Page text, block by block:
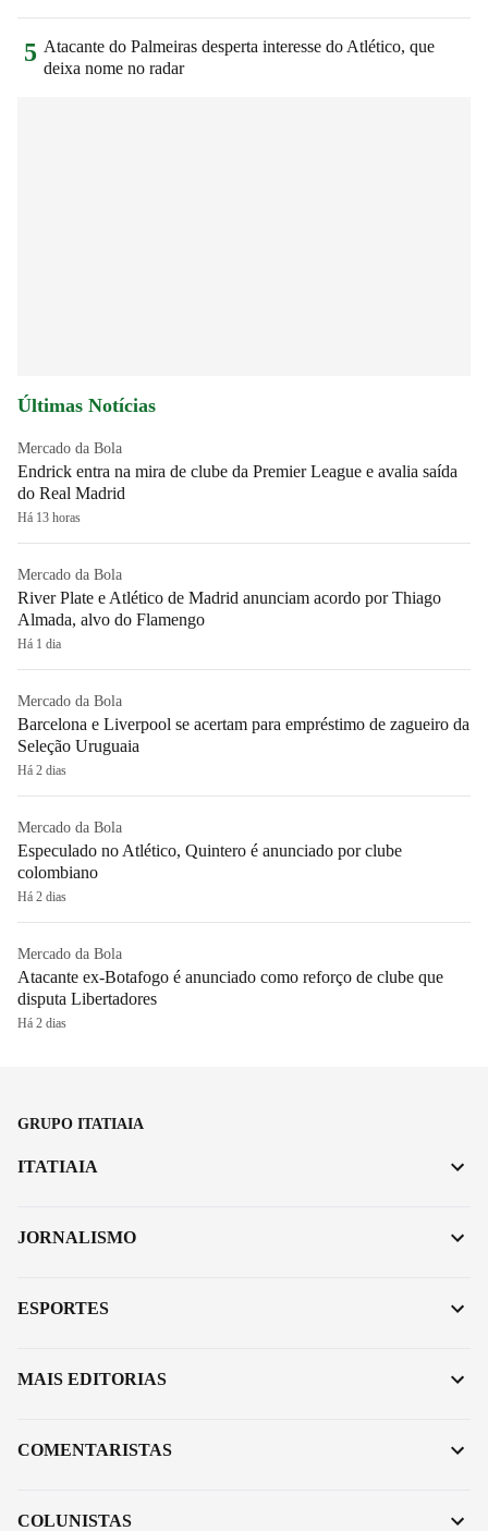
5 Atacante do Palmeiras desperta interesse do Atlético, que
deixa nome no radar
Últimas Notícias
Mercado da Bola
Endrick entra na mira de clube da Premier League e avalia saída
do Real Madrid
Há 13 horas
Mercado da Bola
River Plate e Atlético de Madrid anunciam acordo por Thiago
Almada, alvo do Flamengo
Há 1 dia
Mercado da Bola
Barcelona e Liverpool se acertam para empréstimo de zagueiro da
Seleção Uruguaia
Há 2 dias
Mercado da Bola
Especulado no Atlético, Quintero é anunciado por clube
colombiano
Há 2 dias
Mercado da Bola
Atacante ex-Botafogo é anunciado como reforço de clube que
disputa Libertadores
Há 2 dias
GRUPO ITATIAIA
ITATIAIA
JORNALISMO
ESPORTES
MAIS EDITORIAS
COMENTARISTAS
COLUNISTAS